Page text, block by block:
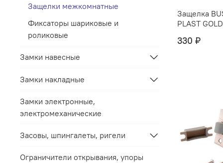
Защелка
PLAST
330 ₽
Защелки межкомнатные
Фиксаторы шариковые и
роликовые
Замки навесные
Замки накладные
Замки электронные,
электромеханические
Засовы, шпингалеты, ригели
Ограничители открывания, упоры